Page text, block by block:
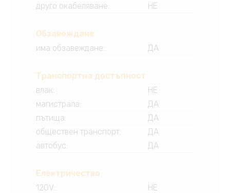
друго окабеляване: НЕ
Обзавеждане
има обзавеждане: ДА
Транспортна достъпност
влак:
НЕ
магистрала:
ДА
пътища:
ДА
обществен транспорт:
ДА
автобус: ДА
Електричество
120V:
НЕ